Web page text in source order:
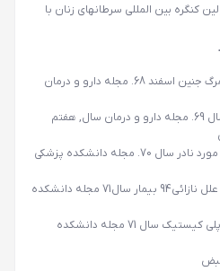
کنگره بین المللی سرطانهای زنان با
رابطه بیماری های ایمونولژیک و مرگ جنین اسفند 68. مجله دارو و درمان
موارد مصرف سیترات کلومیفن ـ سال 69. مجله دارو و درمان سال, هفتم
سندرم هیپراستیمولیشن ـ گزارش مورد نادر سال 70. مجله دانشکده پزشکی
. بررسی لاپاراسکوپی علل نازائی94 بیمار سال71 مجله دانشکده
درمان های نوین در تخمدان های پلی کیستیک سال 71 مجله دانشکده